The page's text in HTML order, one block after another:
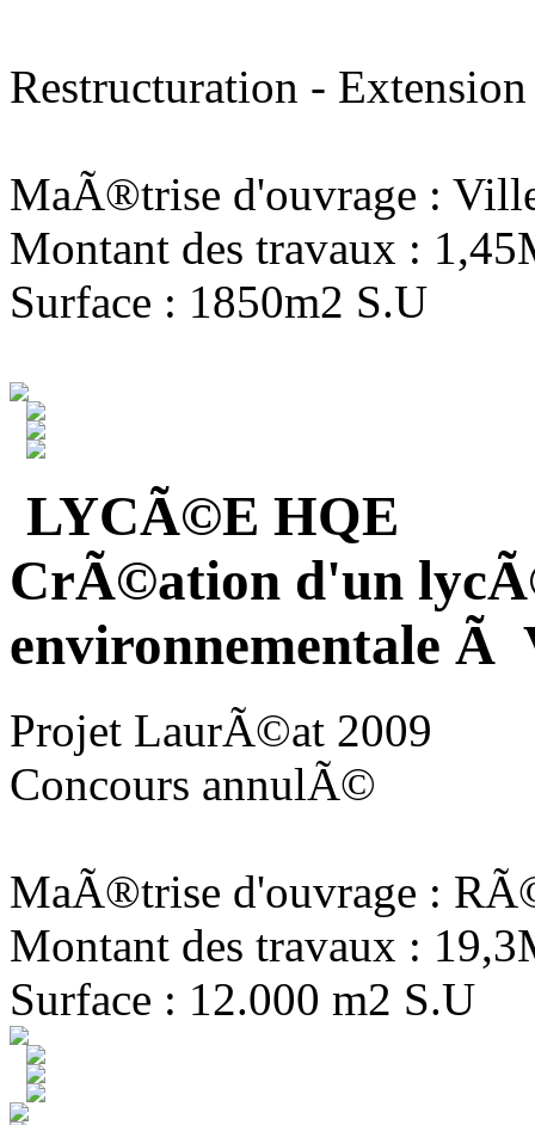
Restructuration - Extension
MaÃ®trise d'ouvrage :
Montant des travaux :
Surface : 1850m2 S.U
LYCÃ©E HQE
CrÃ©ation d'un
environnementale Ã
Projet LaurÃ©at 2009
Concours annulÃ©
MaÃ®trise d'ouvrage :
Montant des travaux :
Surface : 12.000 m2 S.U